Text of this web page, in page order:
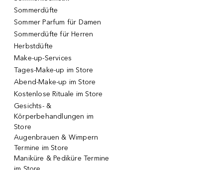
Sommerdüfte
Sommer Parfum für Damen
Sommerdüfte für Herren
Herbstdüfte
Make-up-Services
Tages-Make-up im Store
Abend-Make-up im Store
Kostenlose Rituale im Store
Gesichts- &
Körperbehandlungen im
Store
Augenbrauen & Wimpern
Termine im Store
Maniküre & Pediküre Termine